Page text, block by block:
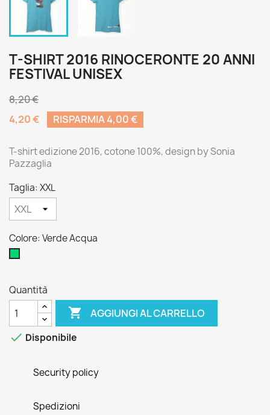
T-SHIRT 2016 RINOCERONTE 20 ANNI
FESTIVAL UNISEX
8,20 €
4,20 €
RISPARMIA 4,00 €
T-shirt edizione 2016, cotone 100%, design by Sonia
Pazzaglia
Taglia: XXL
Colore: Verde Acqua
Quantità
 AGGIUNGI AL CARRELLO
 Disponibile
Security policy
Spedizioni